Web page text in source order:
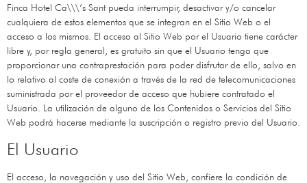
Finca Hotel Ca\\\’s Santpueda interrumpir, desactivar y/o cancelar
cualquiera de estos elementos que se integran en el Sitio Web o el
acceso a los mismos. El acceso al Sitio Web por el Usuario tiene carácter
libre y, por regla general, es gratuito sin que el Usuario tenga que
proporcionar una contraprestación para poder disfrutar de ello, salvo en
lo relativo al coste de conexión a través de la red de telecomunicaciones
suministrada por el proveedor de acceso que hubiere contratado el
Usuario. La utilización de alguno de los Contenidos o Servicios del Sitio
Web podrá hacerse mediante la suscripción o registro previo del Usuario.
El Usuario
El acceso, la navegación y uso del Sitio Web, confiere la condición de